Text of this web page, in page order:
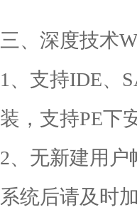
三、深度技术
1、支持IDE、
装，支持PE下
2、无新建用户
系统后请及时